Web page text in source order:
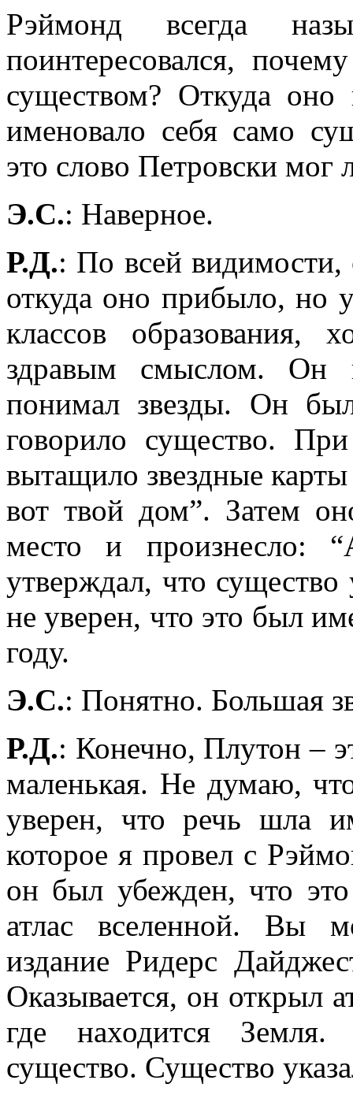
Рэймонд всегда
поинтересовался,
существом? Откуда
именовало себя само
это слово Петровски мог
Э.С.: Наверное.
Р.Д.: По всей видимости,
откуда оно прибыло, но
классов образования,
здравым смыслом. Он
понимал звезды. Он
говорило существо.
вытащило звездные
вот твой дом”. Затем
место и произнесло:
утверждал, что
не уверен, что это был
году.
Э.С.: Понятно. Большая
Р.Д.: Конечно, Плутон –
маленькая. Не думаю,
уверен, что речь шла
которое я провел с
он был убежден, что
атлас вселенной. Вы
издание Ридерс
Оказывается, он открыл
где находится
существо. Существо